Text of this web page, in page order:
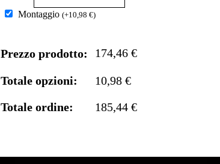
Montaggio (+10,98 €)
Prezzo prodotto: 174,46 €
Totale opzioni:
10,98 €
Totale ordine:
185,44 €